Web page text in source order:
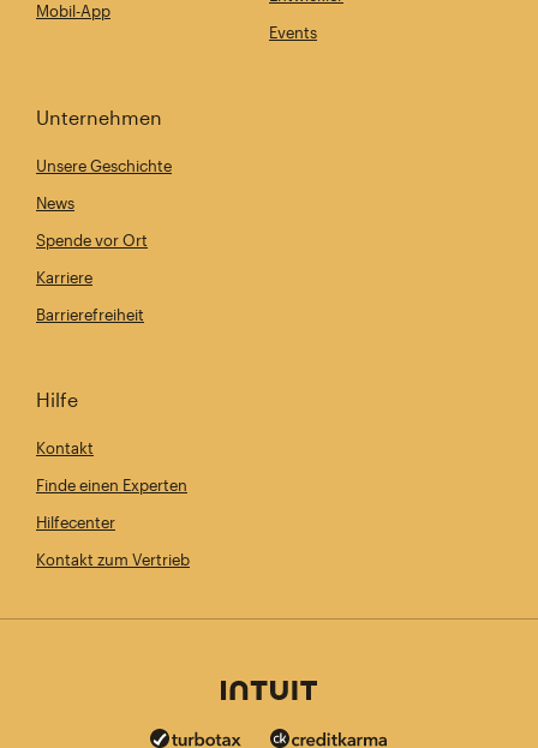
Mobil-App
Events
Unternehmen
Unsere Geschichte
News
Spende vor Ort
Karriere
Barrierefreiheit
Hilfe
Kontakt
Finde einen Experten
Hilfecenter
Kontakt zum Vertrieb